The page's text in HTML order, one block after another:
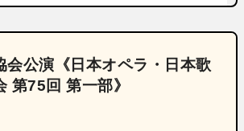
会公演《日本オペラ・日本歌
第75回 第一部》